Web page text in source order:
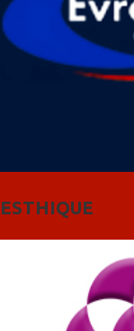
ESTHIQUE